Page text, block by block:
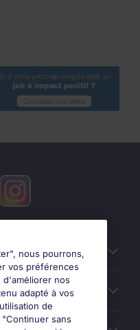
nous pourrons,
vos préférences
d'améliorer nos
adapté à vos
de
sans